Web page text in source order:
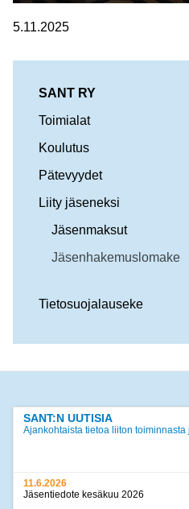
5.11.2025
SANT RY
Toimialat
Koulutus
Pätevyydet
Liity jäseneksi
Jäsenmaksut
Jäsenhakemuslomake
Tietosuojalauseke
SANT:N UUTISIA
Ajankohtaista tietoa liiton
11.6.2026
Jäsentiedote kesäkuu 2026